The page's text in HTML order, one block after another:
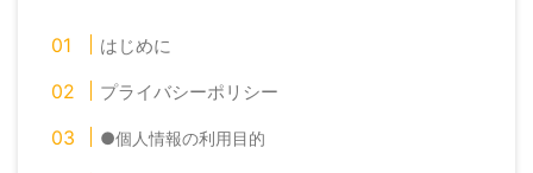
はじめに
プライバシーポリシー
●個人情報の利用目的